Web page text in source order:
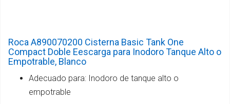
Roca A890070200 Cisterna Basic Tank One
Compact Doble Eescarga para Inodoro Tanque Alto o
Empotrable, Blanco
Adecuado para: Inodoro de tanque alto o
empotrable